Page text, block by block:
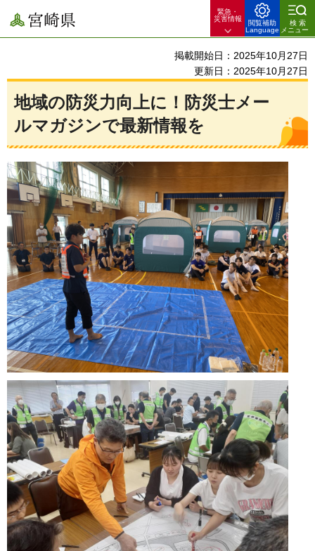
宮崎県
緊急・
災害情報
閲覧補助
Language
検索
メニュー
掲載開始日：2025年10月27日
更新日：2025年10月27日
地域の防災力向上に！防災士メー
ルマガジンで最新情報を